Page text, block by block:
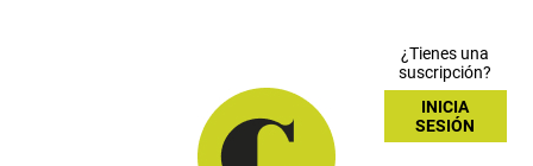
¿Tienes una
suscripción?
INICIA
SESIÓN